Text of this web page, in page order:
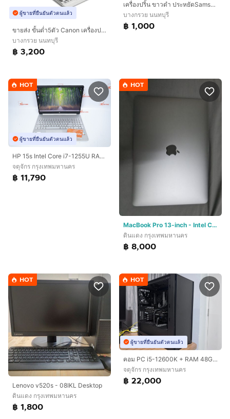
ผู้ขายที่ยืนยันตัวตนแล้ว
ขายส่ง ขั้นต่ำ5ตัว Canon เครื่องปริ้น LBP6030w เลเซอร์ขาวดำ
บางกรวย นนทบุรี
฿ 3,200
เครื่องปริ้น ขาวดำ ประหยัดSamsung ProXpress M4020NDเลเซอร์ขาว-ดำ
บางกรวย นนทบุรี
฿ 1,000
HOT
ผู้ขายที่ยืนยันตัวตนแล้ว
HP 15s Intel Core i7-1255U RAM16.512GB
จตุจักร กรุงเทพมหานคร
฿ 11,790
HOT
MacBook Pro 13-inch - Intel Core i7 - 16GB RAM
ดินแดง กรุงเทพมหานคร
฿ 8,000
HOT
Lenovo v520s - 08IKL Desktop
ดินแดง กรุงเทพมหานคร
฿ 1,800
HOT
ผู้ขายที่ยืนยันตัวตนแล้ว
คอม PC i5-12600K + RAM 48GB + Arc A770 16GB + SSD 1.75TB
จตุจักร กรุงเทพมหานคร
฿ 22,000